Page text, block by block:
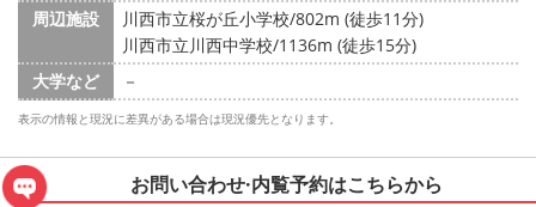
周辺施設
川西市立桜が丘小学校/802m (徒歩11分)
川西市立川西中学校/1136m (徒歩15分)
大学など
－
表示の情報と現況に差異がある場合は現況優先となります。
お問い合わせ·内覧予約はこちらから